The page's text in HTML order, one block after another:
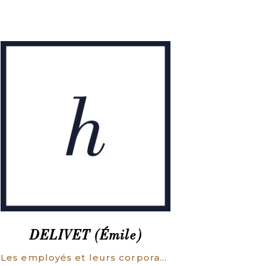
DELIVET (Émile)
Les employés et leurs corporations. Étude sur leur fonction économique et sociale.